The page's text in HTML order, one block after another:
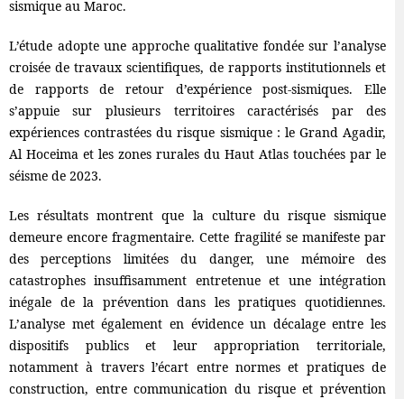
sismique au Maroc.
L’étude adopte une approche qualitative fondée sur l’analyse
croisée de travaux scientifiques, de rapports institutionnels et
de rapports de retour d’expérience post-sismiques. Elle
s’appuie sur plusieurs territoires caractérisés par des
expériences contrastées du risque sismique : le Grand Agadir,
Al Hoceima et les zones rurales du Haut Atlas touchées par le
séisme de 2023.
Les résultats montrent que la culture du risque sismique
demeure encore fragmentaire. Cette fragilité se manifeste par
des perceptions limitées du danger, une mémoire des
catastrophes insuffisamment entretenue et une intégration
inégale de la prévention dans les pratiques quotidiennes.
L’analyse met également en évidence un décalage entre les
dispositifs publics et leur appropriation territoriale,
notamment à travers l’écart entre normes et pratiques de
construction, entre communication du risque et prévention